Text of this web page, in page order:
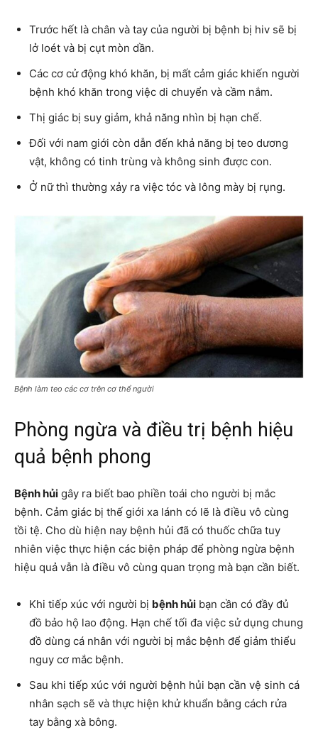
Trước hết là chân và tay của người bị bệnh bị hiv sẽ bị
lở loét và bị cụt mòn dần.
Các cơ cử động khó khăn, bị mất cảm giác khiến người
bệnh khó khăn trong việc di chuyển và cầm nắm.
Thị giác bị suy giảm, khả năng nhìn bị hạn chế.
Đối với nam giới còn dẫn đến khả năng bị teo dương
vật, không có tinh trùng và không sinh được con.
Ở nữ thì thường xảy ra việc tóc và lông mày bị rụng.
Bệnh làm teo các cơ trên cơ thể người
Phòng ngừa và điều trị bệnh hiệu
quả bệnh phong
Bệnh hủi gây ra biết bao phiền toái cho người bị mắc
bệnh. Cảm giác bị thế giới xa lánh có lẽ là điều vô cùng
tồi tệ. Cho dù hiện nay bệnh hủi đã có thuốc chữa tuy
nhiên việc thực hiện các biện pháp để phòng ngừa bệnh
hiệu quả vẫn là điều vô cùng quan trọng mà bạn cần biết.
Khi tiếp xúc với người bị bệnh hủi bạn cần có đầy đủ
đồ bảo hộ lao động. Hạn chế tối đa việc sử dụng chung
đồ dùng cá nhân với người bị mắc bệnh để giảm thiểu
nguy cơ mắc bệnh.
Sau khi tiếp xúc với người bệnh hủi bạn cần vệ sinh cá
nhân sạch sẽ và thực hiện khử khuẩn bằng cách rửa
tay bằng xà bông.